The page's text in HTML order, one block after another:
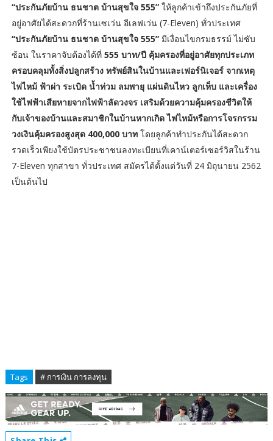
“ประกันภัยบ้าน ธนชาต บ้านสุขใจ 555” ให้ลูกค้าเข้าถึงประกันภัยที่
อยู่อาศัยได้สะดวกที่ร้านเซเว่น อีเลฟเว่น (7-Eleven) ทั่วประเทศ
“ประกันภัยบ้าน ธนชาต บ้านสุขใจ 555” มีเงื่อนไขกรมธรรม์ ไม่ซับ
ซ้อน ในราคาจับต้องได้ที่555 บาท/ปี คุ้มครองที่อยู่อาศัยทุกประเภท
ครอบคลุมทั้งสิ่งปลูกสร้าง ทรัพย์สินในบ้านและเฟอร์นิเจอร์ จากเหตุ
ไฟไหม้ ฟ้าผ่า ระเบิด น้ำท่วม ลมพายุ แผ่นดินไหว ลูกเห็บ และเครื่อง
ใช้ไฟฟ้าเสียหายจากไฟฟ้าลัดวงจร เสริมด้วยความคุ้มครองชีวิตให้
กับเจ้าของบ้านและสมาชิกในบ้านหากเกิด ไฟไหม้หรือการโจรกรรม
วงเงินคุ้มครองสูงสุด 400,000 บาทโดยลูกค้าทำประกันได้สะดวก
รวดเร็วเพียงใช้บัตรประชาชนลงทะเบียนที่เคาน์เตอร์เซอร์วิสในร้าน
7-Eleven ทุกสาขา ทั่วประเทศ สมัครได้ตั้งแต่วันที่ 24 มิถุนายน 2562
เป็นต้นไป
Tags # การเงิน การลงทุน